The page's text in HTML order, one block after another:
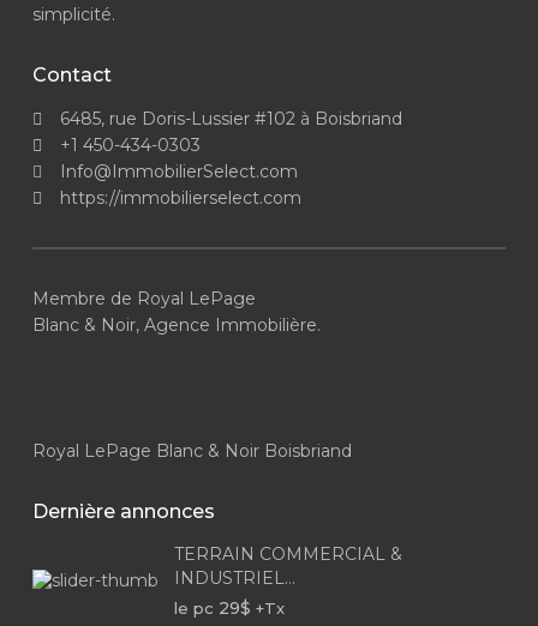
simplicité.
Contact
6485, rue Doris-Lussier #102 à Boisbriand
+1 450-434-0303
Info@ImmobilierSelect.com
https://immobilierselect.com
Membre de Royal LePage
Blanc & Noir, Agence Immobilière.
Royal LePage Blanc & Noir Boisbriand
Dernière annonces
TERRAIN COMMERCIAL &
INDUSTRIEL...
le pc 29$ +Tx